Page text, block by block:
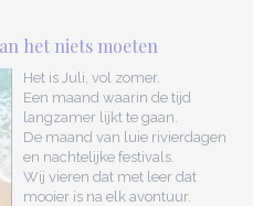
het niets moeten
Het is Juli, vol zomer.
Een maand waarin de tijd
langzamer lijkt te gaan.
De maand van luie rivierdagen
en nachtelijke festivals.
Wij vieren dat met leer dat
mooier is na elk avontuur.